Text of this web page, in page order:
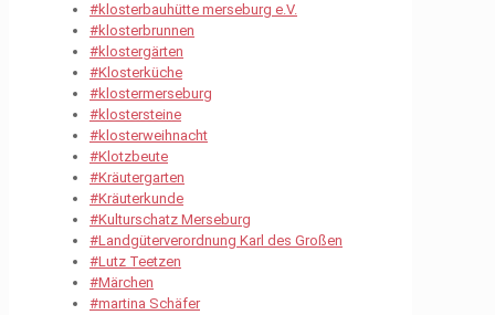
#klosterbauhütte merseburg e.V.
#klosterbrunnen
#klostergärten
#Klosterküche
#klostermerseburg
#klostersteine
#klosterweihnacht
#Klotzbeute
#Kräutergarten
#Kräuterkunde
#Kulturschatz Merseburg
#Landgüterverordnung Karl des Großen
#Lutz Teetzen
#Märchen
#martina Schäfer